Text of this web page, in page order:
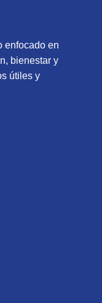
enfocado en
bienestar y
útiles y